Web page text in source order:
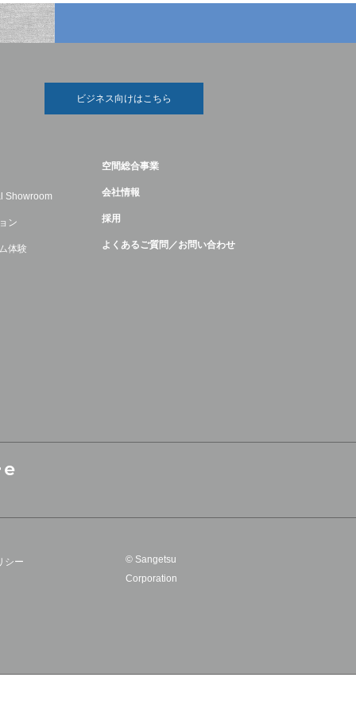
ビジネス向けはこちら
Showroom
ン
体験
空間総合事業
会社情報
採用
よくあるご質問／お問い合わせ
シー
© Sangetsu
Corporation